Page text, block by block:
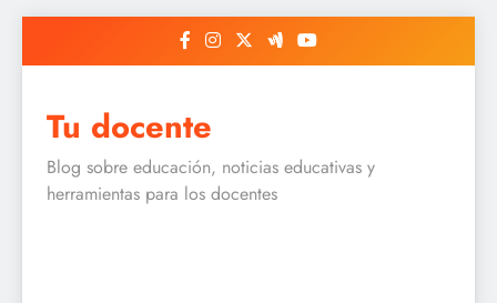
Tu docente
Blog sobre educación, noticias educativas y
herramientas para los docentes